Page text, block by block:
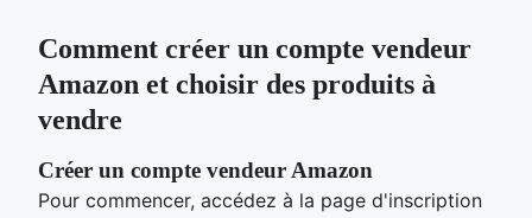
Comment créer un compte vendeur
Amazon et choisir des produits à
vendre
Créer un compte vendeur Amazon
Pour commencer, accédez à la page d'inscription